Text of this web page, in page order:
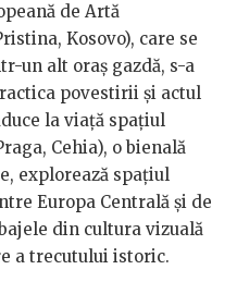
de Artă
Kosovo), care se
un alt oraș gazdă, s-a
povestirii și actul
la viață spațiul
Cehia), o bienală
explorează spațiul
Europa Centrală și de
din cultura vizuală
a trecutului istoric.